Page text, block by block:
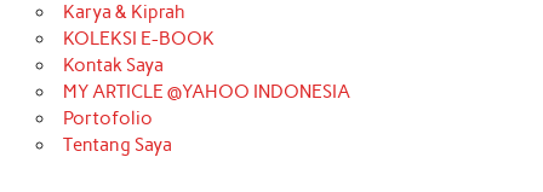
k
a
m
Karya & Kiprah
KOLEKSI E-BOOK
Kontak Saya
MY ARTICLE @YAHOO INDONESIA
Portofolio
Tentang Saya